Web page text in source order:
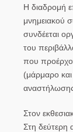
Η διαδρομή
μνημειακού
συνδέεται
του
που
(μάρμαρο
Στον
Στη δεύτερη